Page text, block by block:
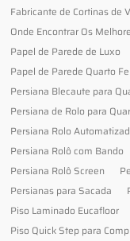
Fabricante de Cortinas de
Onde Encontrar Os
Papel de Parede de Luxo
Papel de Parede Quarto
Persiana Blecaute para
Persiana de Rolo para
Persiana Rolo
Persiana Rolô com Bando
Persiana Rolô Screen
Persianas para Sacada
Piso Laminado Eucafloor
Piso Quick Step para